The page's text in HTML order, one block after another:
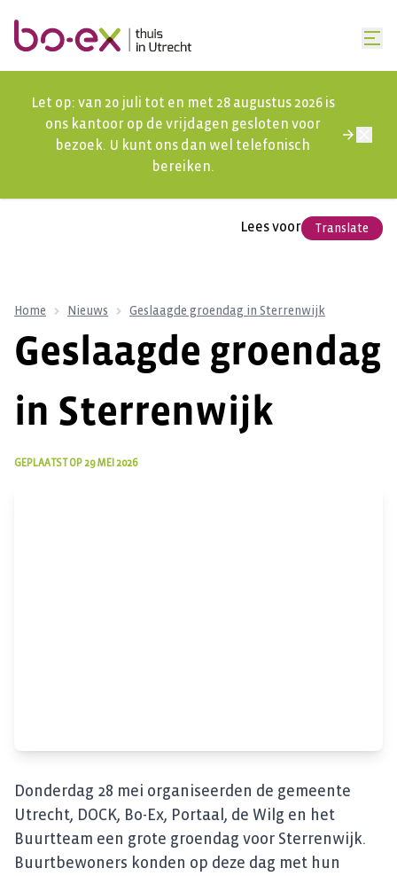
Let op: van 20 juli tot en met 28 augustus 2026 is
ons kantoor op de vrijdagen gesloten voor
bezoek. U kunt ons dan wel telefonisch
bereiken.
Lees voor Translate
Home Nieuws Geslaagde groendag in Sterrenwijk
Geslaagde groendag
in Sterrenwijk
GEPLAATST OP29 MEI 2026
Donderdag 28 mei organiseerden de gemeente
Utrecht, DOCK, Bo-Ex, Portaal, de Wilg en het
Buurtteam een grote groendag voor Sterrenwijk.
Buurtbewoners konden op deze dag met hun